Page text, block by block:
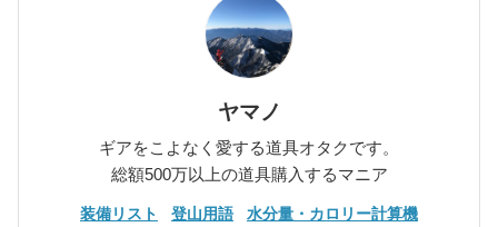
ヤマノ
ギアをこよなく愛する道具オタクです。
総額500万以上の道具購入するマニア
装備リスト 登山用語
水分量・カロリー計算機